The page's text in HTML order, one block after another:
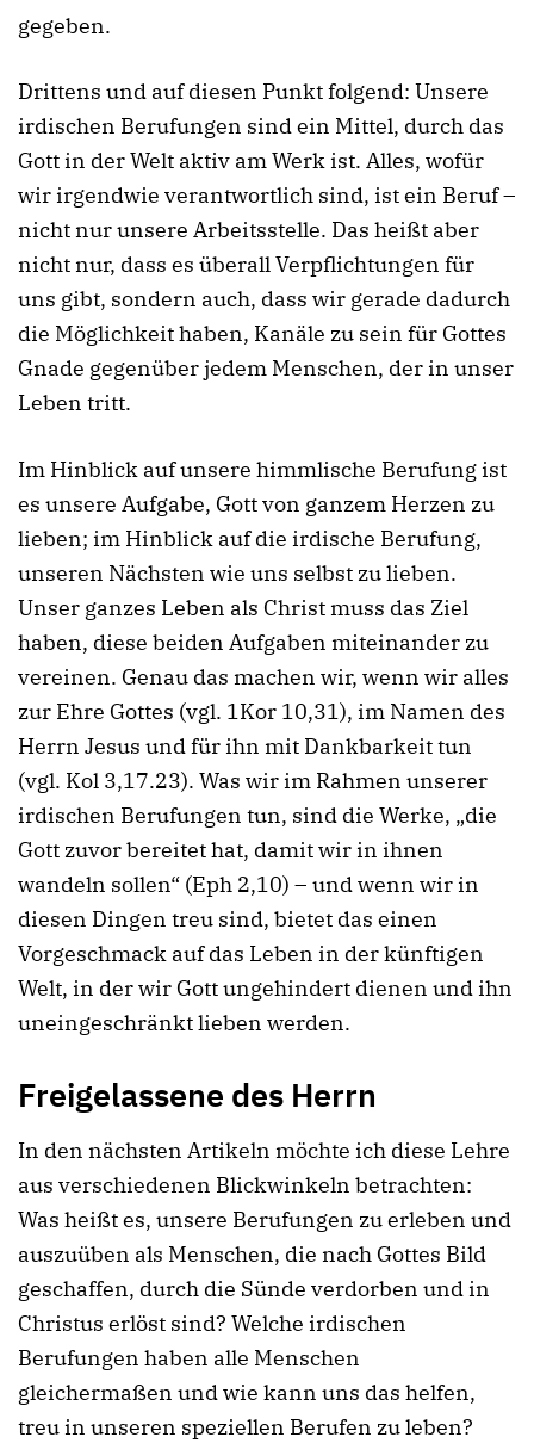
gegeben.
Drittens und auf diesen Punkt folgend: Unsere
irdischen Berufungen sind ein Mittel, durch das
Gott in der Welt aktiv am Werk ist. Alles, wofür
wir irgendwie verantwortlich sind, ist ein Beruf –
nicht nur unsere Arbeitsstelle. Das heißt aber
nicht nur, dass es überall Verpflichtungen für
uns gibt, sondern auch, dass wir gerade dadurch
die Möglichkeit haben, Kanäle zu sein für Gottes
Gnade gegenüber jedem Menschen, der in unser
Leben tritt.
Im Hinblick auf unsere himmlische Berufung ist
es unsere Aufgabe, Gott von ganzem Herzen zu
lieben; im Hinblick auf die irdische Berufung,
unseren Nächsten wie uns selbst zu lieben.
Unser ganzes Leben als Christ muss das Ziel
haben, diese beiden Aufgaben miteinander zu
vereinen. Genau das machen wir, wenn wir alles
zur Ehre Gottes (vgl. 1Kor 10,31), im Namen des
Herrn Jesus und für ihn mit Dankbarkeit tun
(vgl. Kol 3,17.23). Was wir im Rahmen unserer
irdischen Berufungen tun, sind die Werke, „die
Gott zuvor bereitet hat, damit wir in ihnen
wandeln sollen“ (Eph 2,10) – und wenn wir in
diesen Dingen treu sind, bietet das einen
Vorgeschmack auf das Leben in der künftigen
Welt, in der wir Gott ungehindert dienen und ihn
uneingeschränkt lieben werden.
Freigelassene des Herrn
In den nächsten Artikeln möchte ich diese Lehre
aus verschiedenen Blickwinkeln betrachten:
Was heißt es, unsere Berufungen zu erleben und
auszuüben als Menschen, die nach Gottes Bild
geschaffen, durch die Sünde verdorben und in
Christus erlöst sind? Welche irdischen
Berufungen haben alle Menschen
gleichermaßen und wie kann uns das helfen,
treu in unseren speziellen Berufen zu leben?